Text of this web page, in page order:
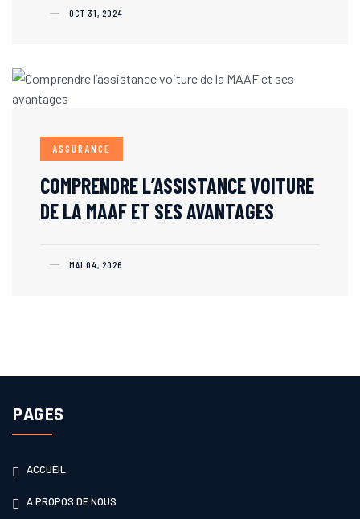
OCT 31, 2024
ASSURANCE
COMPRENDRE L’ASSISTANCE VOITURE
DE LA MAAF ET SES AVANTAGES
MAI 04, 2026
PAGES
ACCUEIL
A PROPOS DE NOUS